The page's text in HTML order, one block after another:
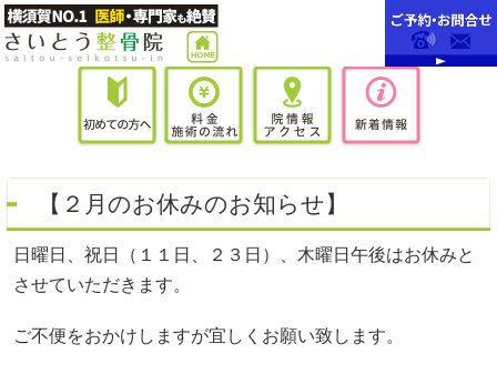
【２月のお休みのお知らせ】
日曜日、祝日（１１日、２３日）、木曜日午後はお休みと
させていただきます。
ご不便をおかけしますが宜しくお願い致します。